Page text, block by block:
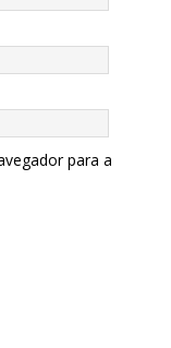
para a